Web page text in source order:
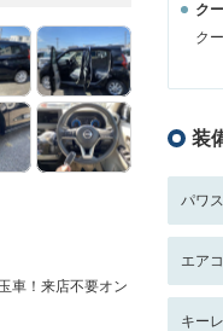
車！来店不要オン
ク
ク
装
パワ
エア
キー